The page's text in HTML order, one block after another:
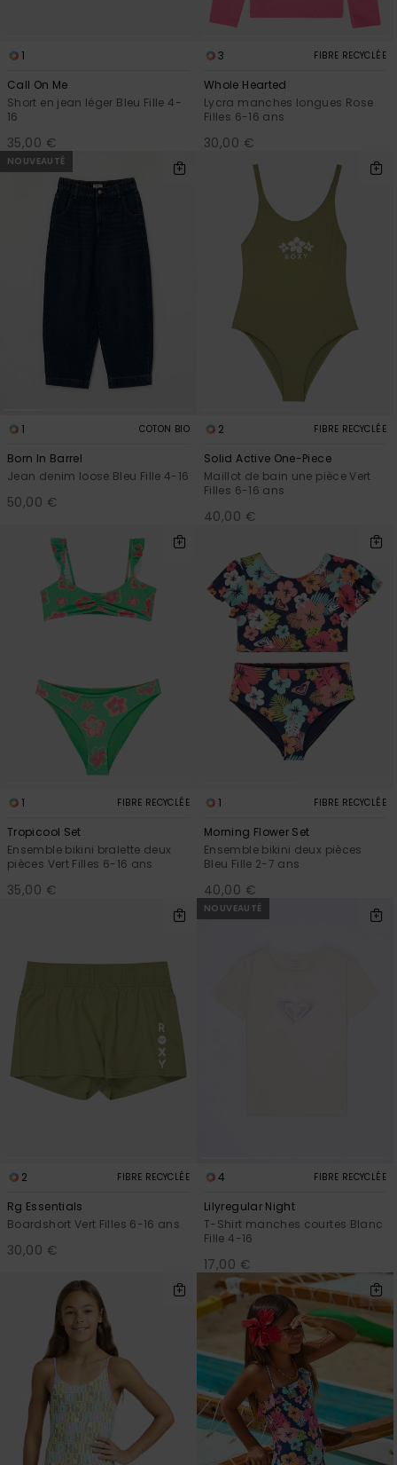
1
Call On Me
Short en jean léger Bleu Fille 4-
16
35,00 €
3 FIBRE RECYCLÉE
Whole Hearted
Lycra manches longues Rose
Filles 6-16 ans
30,00 €
NOUVEAUTÉ
1 COTON BIO
Born In Barrel
Jean denim loose Bleu Fille 4-16
50,00 €
2 FIBRE RECYCLÉE
Solid Active One-Piece
Maillot de bain une pièce Vert
Filles 6-16 ans
40,00 €
1 FIBRE RECYCLÉE
Tropicool Set
Ensemble bikini bralette deux
pièces Vert Filles 6-16 ans
35,00 €
1 FIBRE RECYCLÉE
Morning Flower Set
Ensemble bikini deux pièces
Bleu Fille 2-7 ans
40,00 €
2 FIBRE RECYCLÉE
Rg Essentials
Boardshort Vert Filles 6-16 ans
30,00 €
NOUVEAUTÉ
4 FIBRE RECYCLÉE
Lilyregular Night
T-Shirt manches courtes Blanc
Fille 4-16
17,00 €